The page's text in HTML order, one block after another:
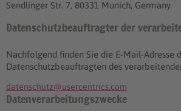
Sendlinger Str. 7, 80331 Munich, Germany
Datenschutzbeauftragter der
Nachfolgend finden Sie die E-Mail-Adresse
Datenschutzbeauftragten des
datenschutz@usercentrics.com
Datenverarbeitungszwecke